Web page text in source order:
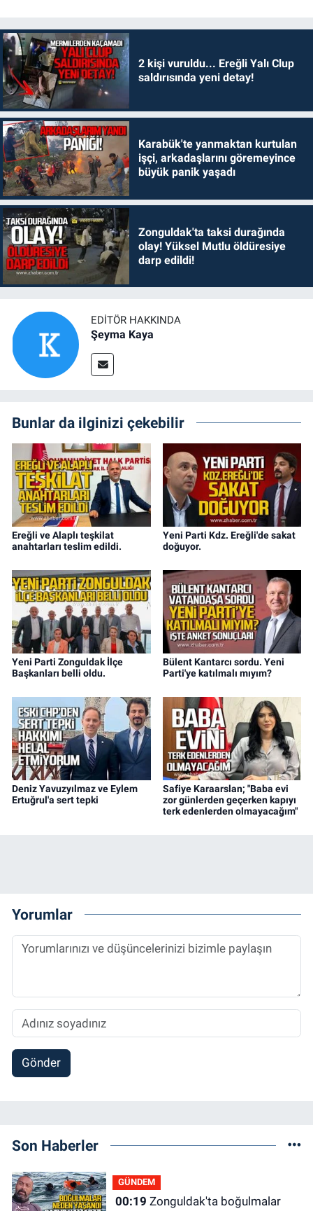
2 kişi vuruldu... Ereğli Yalı Clup
saldırısında yeni detay!
Karabük'te yanmaktan kurtulan
işçi, arkadaşlarını göremeyince
büyük panik yaşadı
Zonguldak'ta taksi durağında
olay! Yüksel Mutlu öldüresiye
darp edildi!
EDITÖR HAKKINDA
Şeyma Kaya
Bunlar da ilginizi çekebilir
Ereğli ve Alaplı teşkilat
anahtarları teslim edildi.
Yeni Parti Kdz. Ereğli'de sakat
doğuyor.
Yeni Parti Zonguldak İlçe
Başkanları belli oldu.
Bülent Kantarcı sordu. Yeni
Parti'ye katılmalı mıyım?
Deniz Yavuzyılmaz ve Eylem
Ertuğrul'a sert tepki
Safiye Karaarslan; "Baba evi
zor günlerden geçerken kapıyı
terk edenlerden olmayacağım"
Yorumlar
Gönder
Son Haberler
GÜNDEM
00:19